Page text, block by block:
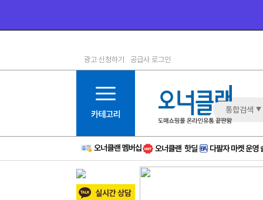
1등급
6등급
11등급
12등급
15등급
16등급
17등급
신규
광고 신청하기 공급사 로그인
통합검색